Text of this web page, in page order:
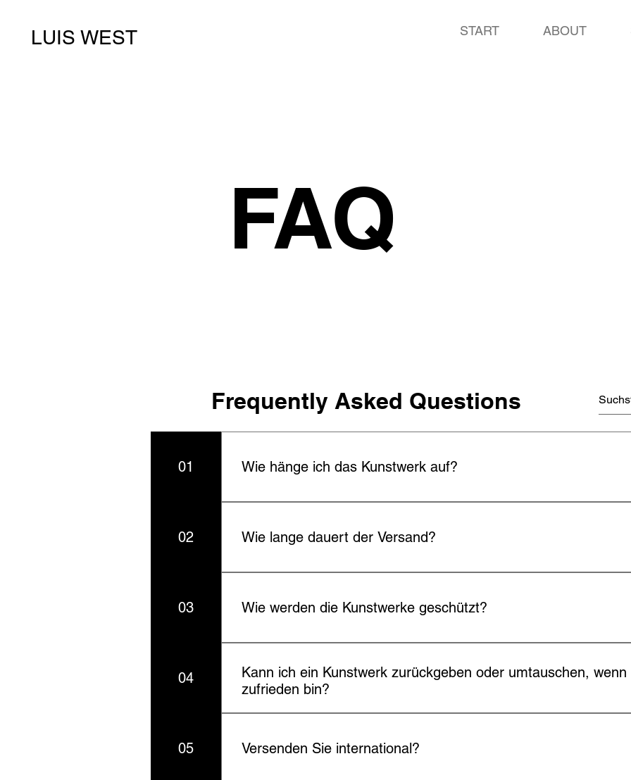
LUIS WEST START ABOUT
FAQ
Frequently Asked Questions
01 Wie hänge ich das Kunstwerk auf?
Mitgelieferte Abstandshalter nutzen. Minimalistisch: 2 Abstandshalter oben/
02 Wie lange dauert der Versand?
Produktion: 5–7 Tage. Versand: Deutschland 2–5 Werktage, international
03 Wie werden die Kunstwerke geschützt?
Sichere Verpackung mit Schutzmaterialien für unbeschadete Lieferung.
04
Kann ich ein Kunstwerk zurückgeben oder umtauschen,
zufrieden bin?
Ihrem Kunstwerk nicht zufrieden sind, kontaktieren Sie uns bitte innerhalb von
Bestellung, um eine Rückgabe oder einen Umtausch zu vereinbaren. Bitte
05 Versenden Sie international?